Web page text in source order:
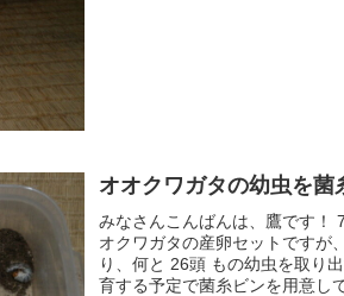
オオクワガタの幼虫を菌
みなさんこんばんは、鷹です！
オクワガタの産卵セットですが
り、何と 26頭 もの幼虫を取り
育する予定で菌糸ビンを用意し